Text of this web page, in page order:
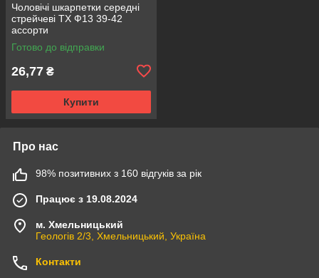
Чоловічі шкарпетки середні
стрейчеві ТХ Ф13 39-42
ассорти
Готово до відправки
26,77 ₴
Купити
Про нас
98% позитивних з 160 відгуків за рік
Працює з 19.08.2024
м. Хмельницький
Геологів 2/3, Хмельницький, Україна
Контакти